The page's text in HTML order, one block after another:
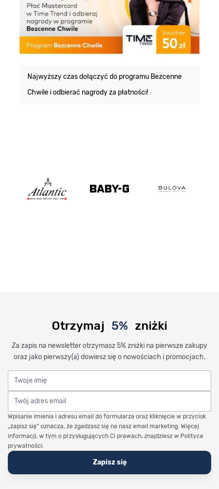
Najwyższy czas dołączyć do programu Bezcenne
Chwile i odbierać nagrody za płatności!
Otrzymaj 5% zniżki
Za zapis na newsletter otrzymasz 5% zniżki na pierwsze zakupy
oraz jako pierwszy(a) dowiesz się o nowościach i promocjach.
Twoje imię
Twój adres email
Wpisanie imienia i adresu email do formularza oraz kliknięcie w przycisk
„zapisz się” oznacza, że zgadzasz się na nasz email marketing. Więcej
informacji, w tym o przysługujących Ci prawach, znajdziesz w Polityce
prywatności.
Zapisz się